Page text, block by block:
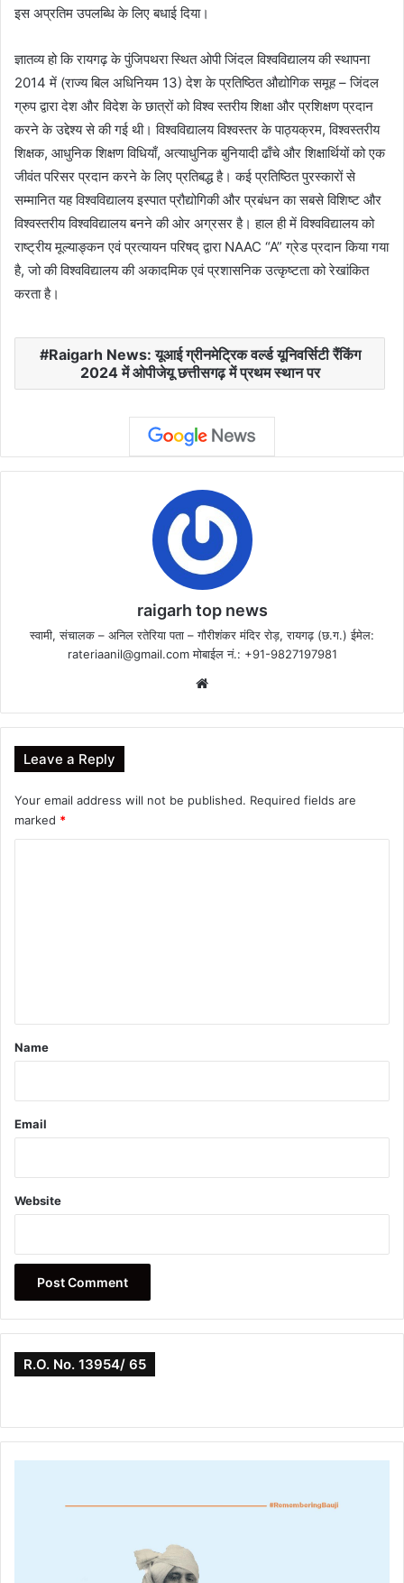
इस अप्रतिम उपलब्धि के लिए बधाई दिया।
ज्ञातव्य हो कि रायगढ़ के पुंजिपथरा स्थित ओपी जिंदल विश्वविद्यालय की स्थापना
2014 में (राज्य बिल अधिनियम 13) देश के प्रतिष्ठित औद्योगिक समूह – जिंदल
ग्रुप द्वारा देश और विदेश के छात्रों को विश्व स्तरीय शिक्षा और प्रशिक्षण प्रदान
करने के उद्देश्य से की गई थी। विश्वविद्यालय विश्वस्तर के पाठ्यक्रम, विश्वस्तरीय
शिक्षक, आधुनिक शिक्षण विधियाँ, अत्याधुनिक बुनियादी ढाँचे और शिक्षार्थियों को एक
जीवंत परिसर प्रदान करने के लिए प्रतिबद्ध है। कई प्रतिष्ठित पुरस्कारों से
सम्मानित यह विश्वविद्यालय इस्पात प्रौद्योगिकी और प्रबंधन का सबसे विशिष्ट और
विश्वस्तरीय विश्वविद्यालय बनने की ओर अग्रसर है। हाल ही में विश्वविद्यालय को
राष्ट्रीय मूल्याङ्कन एवं प्रत्यायन परिषद् द्वारा NAAC “A” ग्रेड प्रदान किया गया
है, जो की विश्वविद्यालय की अकादमिक एवं प्रशासनिक उत्कृष्टता को रेखांकित
करता है।
Raigarh News: यूआई ग्रीनमेट्रिक वर्ल्ड यूनिवर्सिटी रैंकिंग
2024 में ओपीजेयू छत्तीसगढ़ में प्रथम स्थान पर
raigarh top news
स्वामी, संचालक – अनिल रतेरिया पता – गौरीशंकर मंदिर रोड़, रायगढ़ (छ.ग.) ईमेल:
rateriaanil@gmail.comमोबाईल नं.: +91-9827197981
Leave a Reply
Your email address will not be published. Required fields are
marked *
*
Name
Email
Website
R.O. No. 13954/ 65